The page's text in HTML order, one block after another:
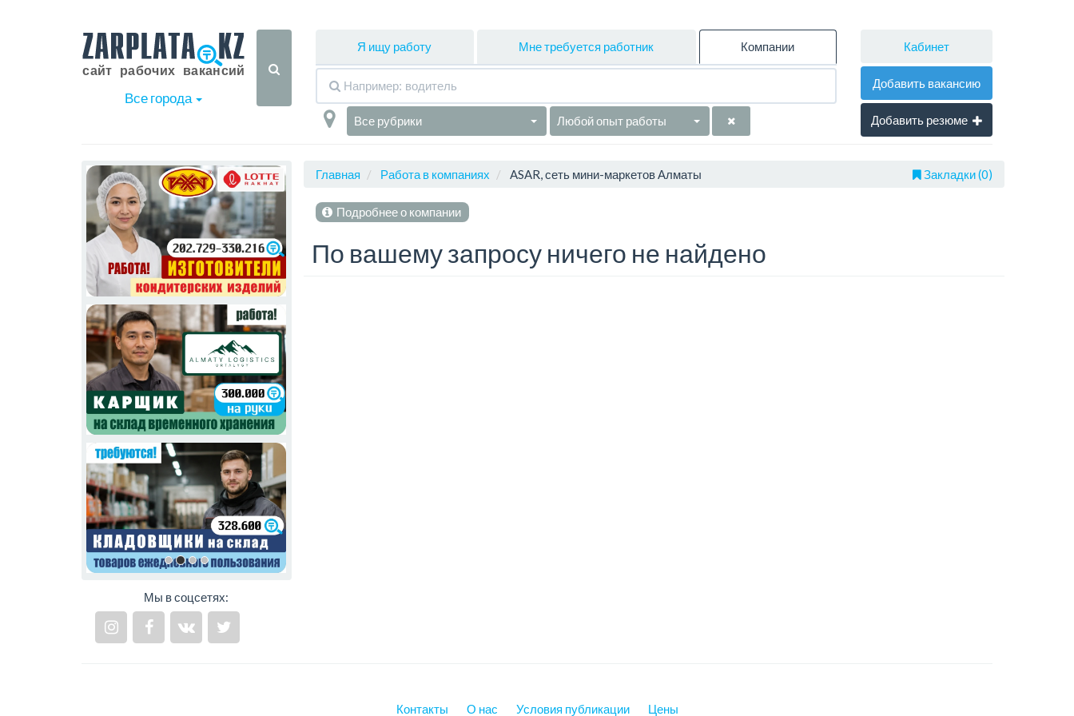
Все города
Я ищу работу Мне требуется работник Компании
Все рубрики Любой опыт работы
Кабинет
Добавить вакансию
Добавить резюме
Мы в соцсетях:
Главная Работа в компаниях ASAR, сеть мини-маркетов Алматы Закладки (0)
Подробнее о компании
По вашему запросу ничего не найдено
Контакты О нас Условия публикации Цены